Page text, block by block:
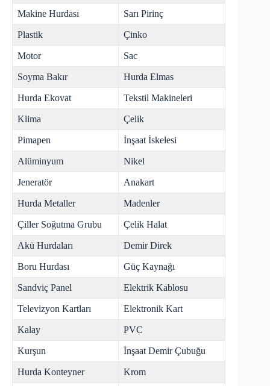
Makine Hurdası Sarı Pirinç
Plastik Çinko
Motor Sac
Soyma Bakır Hurda Elmas
Hurda Ekovat Tekstil Makineleri
Klima Çelik
Pimapen İnşaat İskelesi
Alüminyum Nikel
Jeneratör Anakart
Hurda Metaller Madenler
Çiller Soğutma Grubu Çelik Halat
Akü Hurdaları Demir Direk
Boru Hurdası Güç Kaynağı
Sandviç Panel Elektrik Kablosu
Televizyon Kartları Elektronik Kart
Kalay PVC
Kurşun İnşaat Demir Çubuğu
Hurda Konteyner Krom